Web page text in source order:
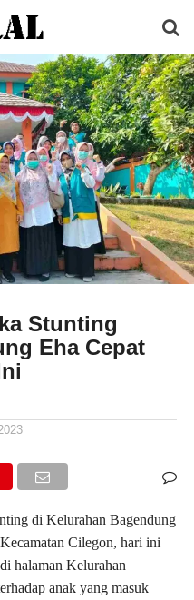
Stunting
Eha Cepat
di Kelurahan Bagendung
Cilegon, hari ini
halaman Kelurahan
anak yang masuk